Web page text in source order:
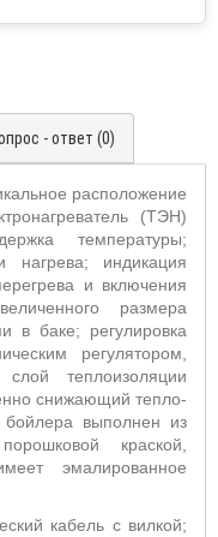
- ответ (0)
расположение
(ТЭН)
температуры;
нагрева; индикация
и включения
размера
в баке; регулировка
регулятором,
теплоизоляции
снижающий тепло-
бойлера выполнен из
краской,
эмалированное
кабель с вилкой;